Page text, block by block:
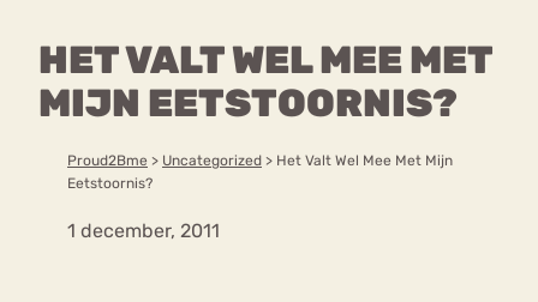
HET VALT WEL MEE MET
MIJN EETSTOORNIS?
Proud2Bme > Uncategorized > Het Valt Wel Mee Met Mijn
Eetstoornis?
1 december, 2011
Content
Over ons
Over proud2bme
Contact
Vacatures
Privacyverklaring